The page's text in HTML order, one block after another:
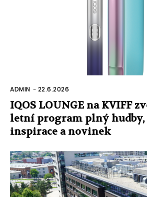
ADMIN - 22.6.2026
IQOS LOUNGE na KVIFF
letní program plný hudby,
inspirace a novinek